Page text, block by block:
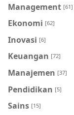
Management [61]
Ekonomi [62]
Inovasi [6]
Keuangan [72]
Manajemen [37]
Pendidikan [5]
Sains [15]